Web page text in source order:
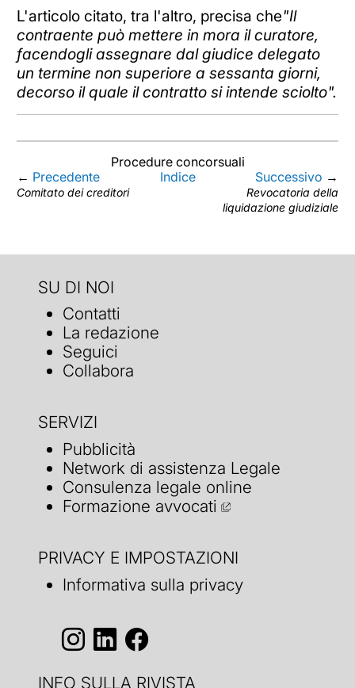
L'articolo citato, tra l'altro, precisa che"Il
contraente può mettere in mora il curatore,
facendogli assegnare dal giudice delegato
un termine non superiore a sessanta giorni,
decorso il quale il contratto si intende sciolto".
Procedure concorsuali
← Precedente
Comitato dei creditori
Indice Successivo →
Revocatoria della
liquidazione giudiziale
SU DI NOI
Contatti
La redazione
Seguici
Collabora
SERVIZI
Pubblicità
Network di assistenza Legale
Consulenza legale online
Formazione avvocati
PRIVACY E IMPOSTAZIONI
Informativa sulla privacy
INFO SULLA RIVISTA